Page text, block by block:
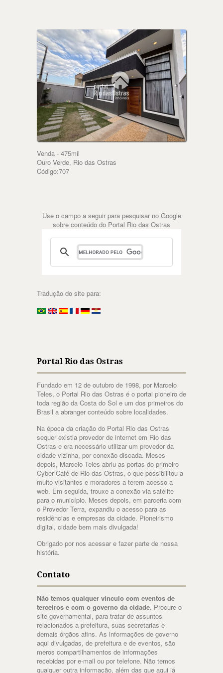
Venda - 475mil
Ouro Verde, Rio das Ostras
Código:707
Use o campo a seguir para pesquisar no Google
sobre conteúdo do Portal Rio das Ostras
Tradução do site para:
Portal Rio das Ostras
Fundado em 12 de outubro de 1998, por Marcelo
Teles, o Portal Rio das Ostras é o portal pioneiro de
toda região da Costa do Sol e um dos primeiros do
Brasil a abranger conteúdo sobre localidades.
Na época da criação do Portal Rio das Ostras
sequer existia provedor de internet em Rio das
Ostras e era necessário utilizar um provedor da
cidade vizinha, por conexão discada. Meses
depois, Marcelo Teles abriu as portas do primeiro
Cyber Café de Rio das Ostras, o que possibilitou a
muito visitantes e moradores a terem acesso a
web. Em seguida, trouxe a conexão via satélite
para o município. Meses depois, em parceria com
o Provedor Terra, expandiu o acesso para as
residências e empresas da cidade. Pioneirismo
digital, cidade bem mais divulgada!
Obrigado por nos acessar e fazer parte de nossa
história.
Contato
Não temos qualquer vínculo com eventos de
terceiros e com o governo da cidade. Procure o
site governamental, para tratar de assuntos
relacionados a prefeitura, suas secretarias e
demais órgãos afins. As informações de governo
aqui divulgadas, de prefeitura e de eventos, são
meros compartilhamentos de informações
recebidas por e-mail ou por telefone. Não temos
qualquer outra informação, além das que aqui já